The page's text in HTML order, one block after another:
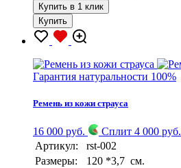
Купить в 1 клик
Купить
Гарантия натуральности 100%
Ремень из кожи страуса
16 000 руб.
Сплит 4 000 руб.
Артикул:
rst-002
Размеры:
120 *3,7 см.